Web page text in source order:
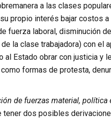
a las clases
propio interés bajar costos
fuerza laboral, disminución
la clase trabajadora) con el
Estado obrar con justicia y
formas de protesta,
de fuerzas material, política
dos posibles